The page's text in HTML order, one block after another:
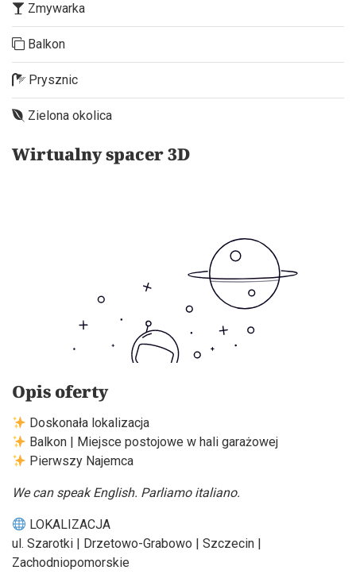
Zmywarka
Balkon
Prysznic
Zielona okolica
Wirtualny spacer 3D
Opis oferty
Doskonała lokalizacja
Balkon | Miejsce postojowe w hali garażowej
Pierwszy Najemca
We can speak English. Parliamo italiano.
LOKALIZACJA
ul. Szarotki | Drzetowo-Grabowo | Szczecin |
Zachodniopomorskie